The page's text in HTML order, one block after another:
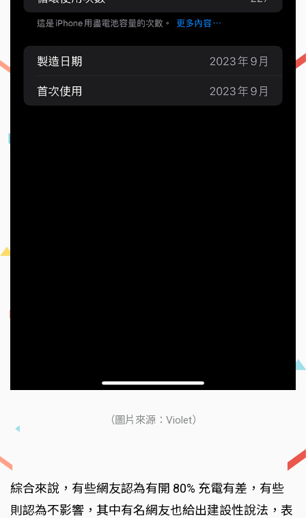
（圖片來源：Violet）
綜合來說，有些網友認為有開 80% 充電有差，有些
則認為不影響，其中有名網友也給出建設性說法，表